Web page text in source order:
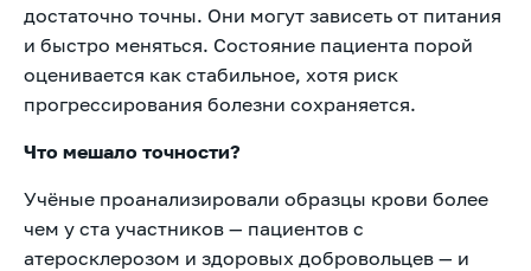
достаточно точны. Они могут зависеть от питания
и быстро меняться. Состояние пациента порой
оценивается как стабильное, хотя риск
прогрессирования болезни сохраняется.
Что мешало точности?
Учёные проанализировали образцы крови более
чем у ста участников — пациентов с
атеросклерозом и здоровых добровольцев — и